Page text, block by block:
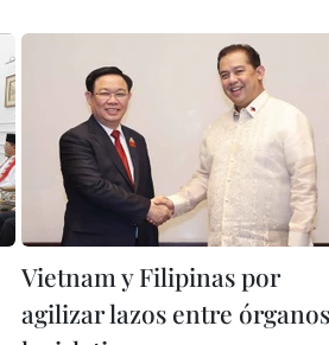
Vietnam y Filipinas por
agilizar lazos entre órganos